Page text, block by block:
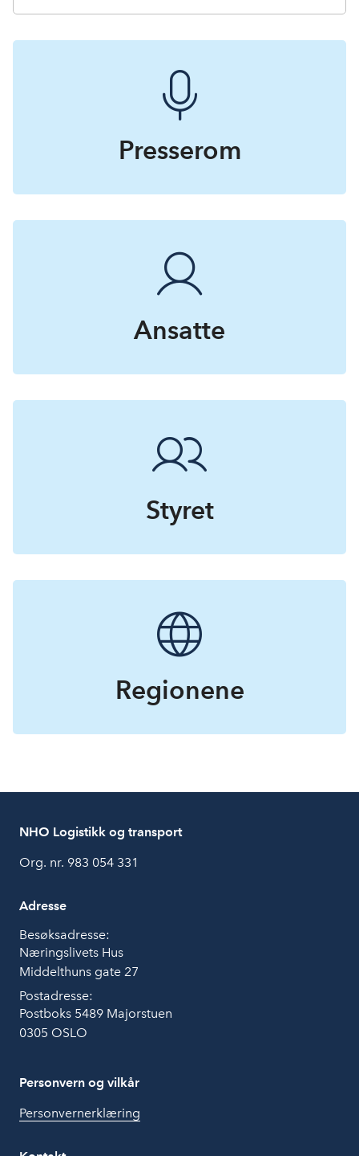
Presserom
Ansatte
Styret
Regionene
NHO Logistikk og transport
Org. nr. 983 054 331
Adresse
Besøksadresse:
Næringslivets Hus
Middelthuns gate 27
Postadresse:
Postboks 5489 Majorstuen
0305 OSLO
Personvern og vilkår
Personvernerklæring